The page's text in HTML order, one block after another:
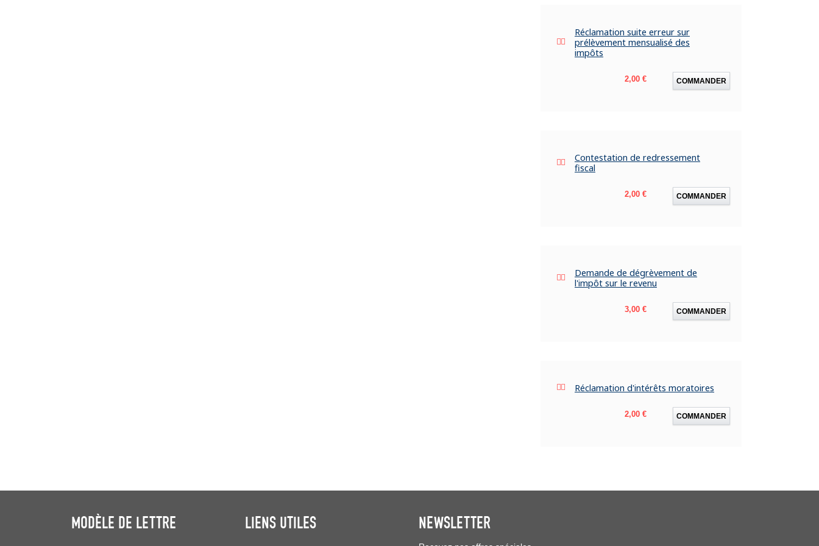
Réclamation suite erreur sur
prélèvement mensualisé des
impôts
Prix
2,00 € COMMANDER
Contestation de redressement
fiscal
Prix
2,00 € COMMANDER
Demande de dégrèvement de
l'impôt sur le revenu
Prix
3,00 € COMMANDER
Réclamation d'intérêts moratoires
Prix
2,00 € COMMANDER
MODÈLE DE LETTRE LIENS UTILES NEWSLETTER